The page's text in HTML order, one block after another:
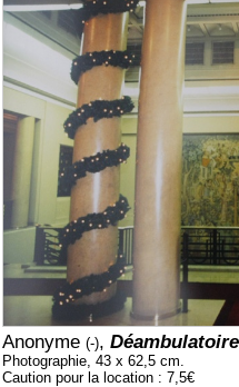
Anonyme (-),
Photographie, 43 x 62,5 cm.
Caution pour la location : 7,5€